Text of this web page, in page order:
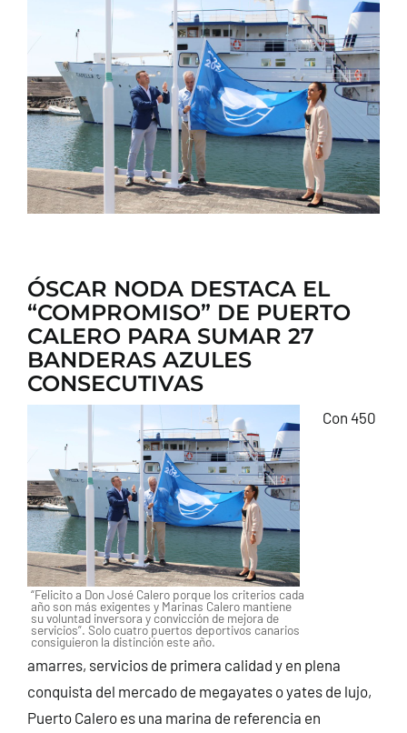
CONTACTO
ÓSCAR NODA DESTACA EL
“COMPROMISO” DE PUERTO
CALERO PARA SUMAR 27
BANDERAS AZULES
CONSECUTIVAS
“Felicito a Don José Calero porque los criterios cada
año son más exigentes y Marinas Calero mantiene
su voluntad inversora y convicción de mejora de
servicios”. Solo cuatro puertos deportivos canarios
consiguieron la distinción este año.
Con 450
amarres, servicios de primera calidad y en plena
conquista del mercado de megayates o yates de lujo,
Puerto Calero es una marina de referencia en